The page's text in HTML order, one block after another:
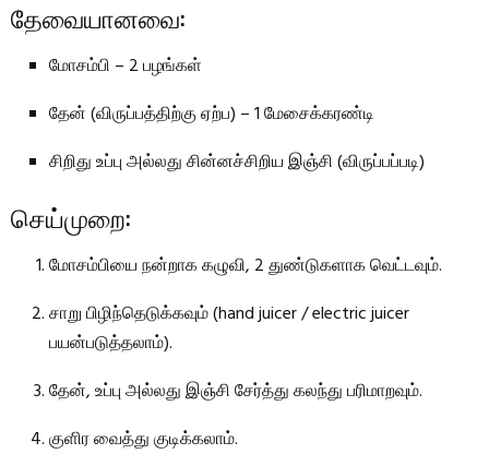
தேவையானவை:
மோசம்பி – 2 பழங்கள்
தேன் (விருப்பத்திற்கு ஏற்ப) – 1 மேசைக்கரண்டி
சிறிது உப்பு அல்லது சின்னச்சிறிய இஞ்சி (விருப்பப்படி)
செய்முறை:
மோசம்பியை நன்றாக கழுவி, 2 துண்டுகளாக வெட்டவும்.
சாறு பிழிந்தெடுக்கவும் (hand juicer / electric juicer
பயன்படுத்தலாம்).
தேன், உப்பு அல்லது இஞ்சி சேர்த்து கலந்து பரிமாறவும்.
குளிர வைத்து குடிக்கலாம்.